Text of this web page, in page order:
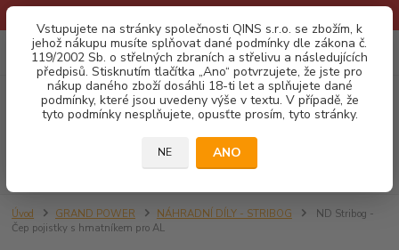
Vstupujete na stránky společnosti QINS s.r.o. se zbožím, k
jehož nákupu musíte splňovat dané podmínky dle zákona č.
119/2002 Sb. o střelných zbraních a střelivu a následujících
předpisů. Stisknutím tlačítka „Ano“ potvrzujete, že jste pro
nákup daného zboží dosáhli 18-ti let a splňujete dané
podmínky, které jsou uvedeny výše v textu. V případě, že
tyto podmínky nesplňujete, opusťte prosím, tyto stránky.
NE ANO
Menu
CZK 0
za0,00 Kč
Úvod GRAND POWER NÁHRADNÍ DÍLY - STRIBOG
ND Stribog -
Čep pojistky s hmatníkem pro AL